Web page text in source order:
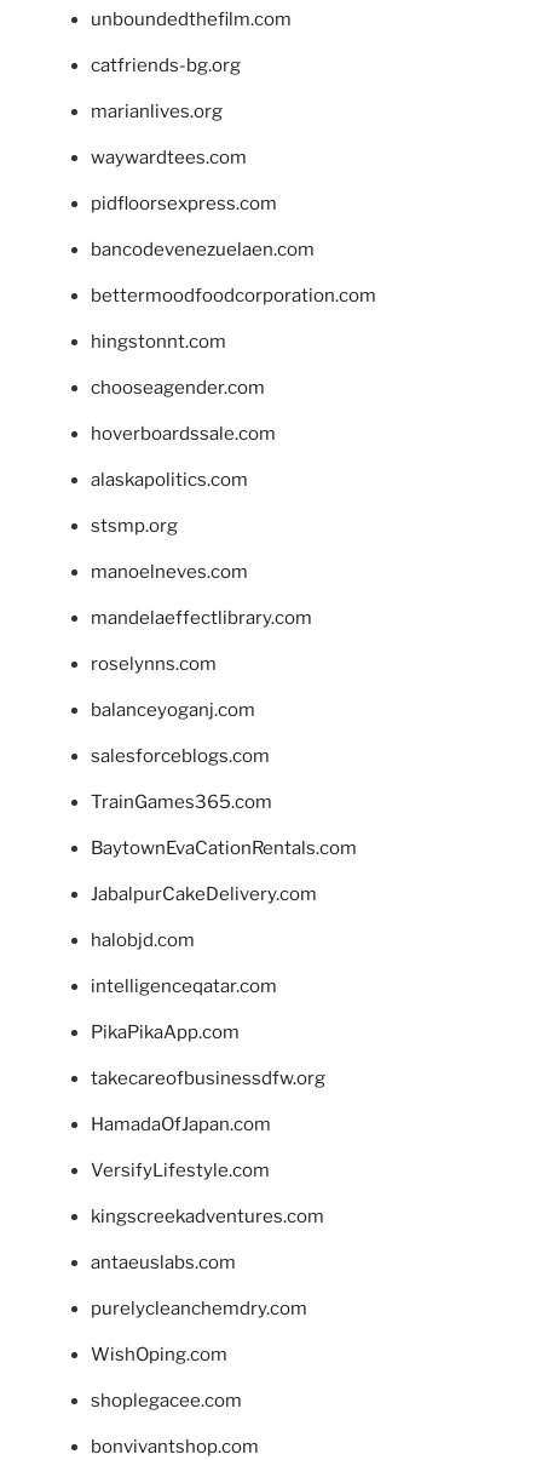
unboundedthefilm.com
catfriends-bg.org
marianlives.org
waywardtees.com
pidfloorsexpress.com
bancodevenezuelaen.com
bettermoodfoodcorporation.com
hingstonnt.com
chooseagender.com
hoverboardssale.com
alaskapolitics.com
stsmp.org
manoelneves.com
mandelaeffectlibrary.com
roselynns.com
balanceyoganj.com
salesforceblogs.com
TrainGames365.com
BaytownEvaCationRentals.com
JabalpurCakeDelivery.com
halobjd.com
intelligenceqatar.com
PikaPikaApp.com
takecareofbusinessdfw.org
HamadaOfJapan.com
VersifyLifestyle.com
kingscreekadventures.com
antaeuslabs.com
purelycleanchemdry.com
WishOping.com
shoplegacee.com
bonvivantshop.com